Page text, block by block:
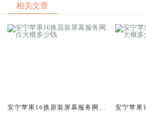
相关文章
安宁苹果16换原装屏幕服务网点
安宁苹果